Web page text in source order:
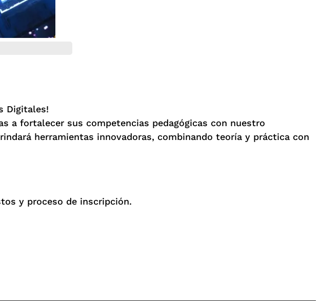
Digitales!
a fortalecer sus competencias pedagógicas con nuestro
herramientas innovadoras, combinando teoría y práctica con
y proceso de inscripción.